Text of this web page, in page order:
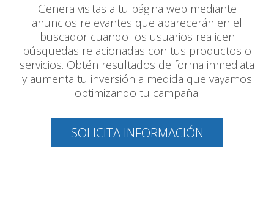
Genera visitas a tu página web mediante
anuncios relevantes que aparecerán en el
buscador cuando los usuarios realicen
búsquedas relacionadas con tus productos o
servicios. Obtén resultados de forma inmediata
y aumenta tu inversión a medida que vayamos
optimizando tu campaña.
SOLICITA INFORMACIÓN